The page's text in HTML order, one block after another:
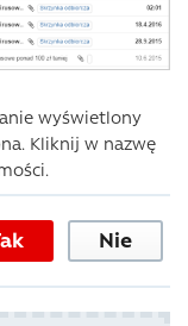
wyświetlony
Kliknij w nazwę
Nie